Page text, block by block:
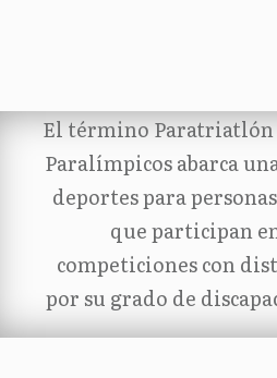
El término Paratriatlón
Paralímpicos abarca
deportes para
que participan
competiciones con
por su grado de